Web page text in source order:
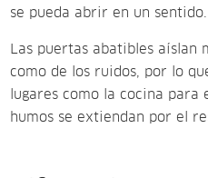
se pueda abrir en un sentido.
Las puertas abatibles aíslan
como de los ruidos, por lo
lugares como la cocina
humos se extiendan por el